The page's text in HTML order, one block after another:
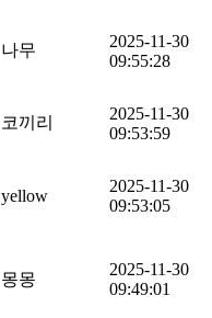
나무
2025-11-30
09:55:28
코끼리
2025-11-30
09:53:59
yellow
2025-11-30
09:53:05
몽몽
2025-11-30
09:49:01